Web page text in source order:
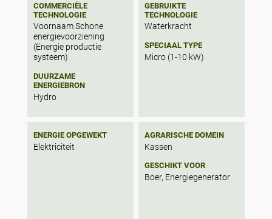
amount of energy generated by the
nanoturbine is equivalent to that of a 120W
solar panel.
COMMERCIËLE
TECHNOLOGIE
Voornaam Schone
energievoorziening
(Energie productie
systeem)
DUURZAME
ENERGIEBRON
Hydro
GEBRUIKTE
TECHNOLOGIE
Waterkracht
SPECIAAL TYPE
Micro (1-10 kW)
ENERGIE OPGEWEKT
Elektriciteit
AGRARISCHE DOMEIN
Kassen
GESCHIKT VOOR
Boer, Energiegenerator